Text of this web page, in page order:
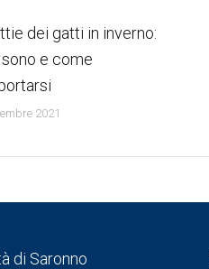
dei gatti in inverno:
e come
2021
di Saronno